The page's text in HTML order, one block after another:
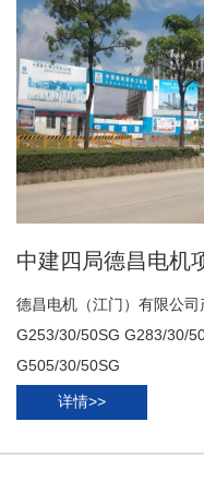
中建四局德昌电机
德昌电机（江门）有限公司
G253/30/50SG G283/30/
G505/30/50SG
详情>>